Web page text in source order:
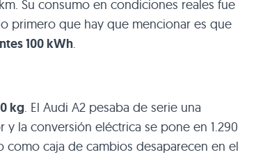
Su consumo en condiciones reales fue
primero que hay que mencionar es que
100 kWh.
kg. El Audi A2 pesaba de serie una
la conversión eléctrica se pone en 1.290
caja de cambios desaparecen en el